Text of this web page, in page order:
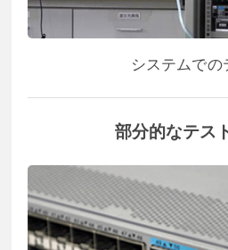
システムでの
部分的なテス